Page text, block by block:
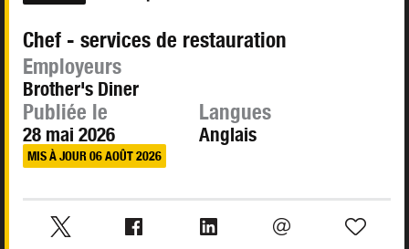
Chef - services de restauration
Employeurs
Brother's Diner
Publiée le
28 mai 2026
MIS À JOUR 06 AOÛT 2026
Langues
Anglais